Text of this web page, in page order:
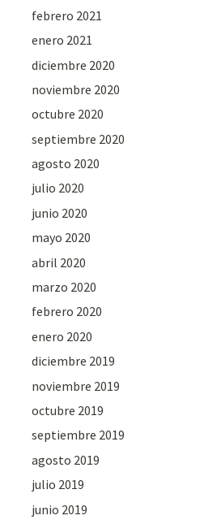
febrero 2021
enero 2021
diciembre 2020
noviembre 2020
octubre 2020
septiembre 2020
agosto 2020
julio 2020
junio 2020
mayo 2020
abril 2020
marzo 2020
febrero 2020
enero 2020
diciembre 2019
noviembre 2019
octubre 2019
septiembre 2019
agosto 2019
julio 2019
junio 2019